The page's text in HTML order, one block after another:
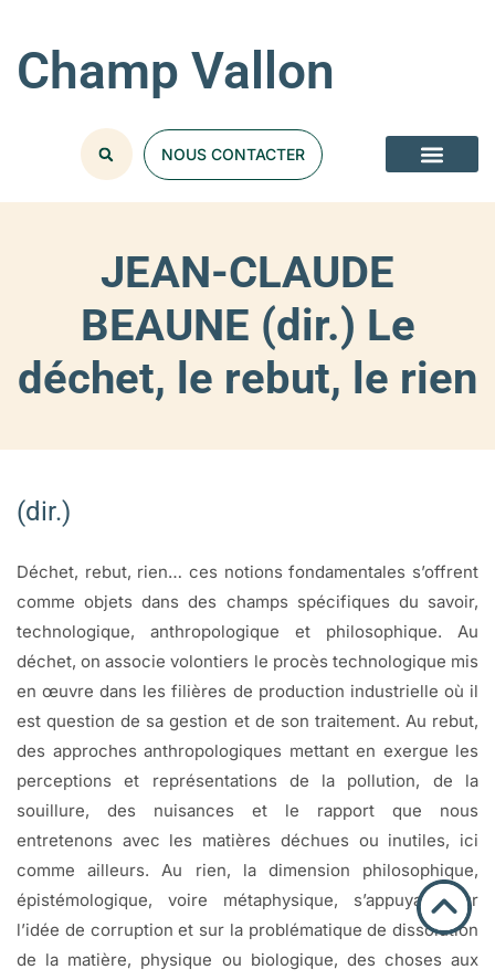
Champ Vallon
NOUS CONTACTER
JEAN-CLAUDE
BEAUNE (dir.) Le
déchet, le rebut, le rien
(dir.)
Déchet, rebut, rien… ces notions fondamentales s’offrent
comme objets dans des champs spécifiques du savoir,
technologique, anthropologique et philosophique. Au
déchet, on associe volontiers le procès technologique mis
en œuvre dans les filières de production industrielle où il
est question de sa gestion et de son traitement. Au rebut,
des approches anthropologiques mettant en exergue les
perceptions et représentations de la pollution, de la
souillure, des nuisances et le rapport que nous
entretenons avec les matières déchues ou inutiles, ici
comme ailleurs. Au rien, la dimension philosophique,
épistémologique, voire métaphysique, s’appuyant sur
l’idée de corruption et sur la problématique de dissolution
de la matière, physique ou biologique, des choses aux